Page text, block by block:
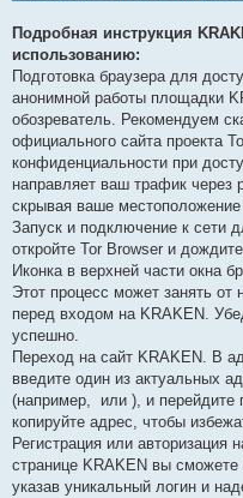
Подробная инструкция
использованию:
Подготовка браузера для
анонимной работы площадки
обозреватель. Рекомендуем
официального сайта проекта
конфиденциальности при
направляет ваш трафик через
скрывая ваше местоположение
Запуск и подключение к сети
откройте Tor Browser и
Иконка в верхней части окна
Этот процесс может занять от
перед входом на KRAKEN.
успешно.
Переход на сайт KRAKEN. В
введите один из актуальных
(например,
или ), и перейдите
копируйте адрес, чтобы
Регистрация или авторизация
странице KRAKEN вы
указав уникальный логин и